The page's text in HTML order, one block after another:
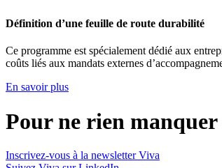
Définition d’une feuille de route durabilité
Ce programme est spécialement dédié aux
coûts liés aux mandats externes
En savoir plus
Pour ne rien manquer
Inscrivez-vous à la newsletter Viva